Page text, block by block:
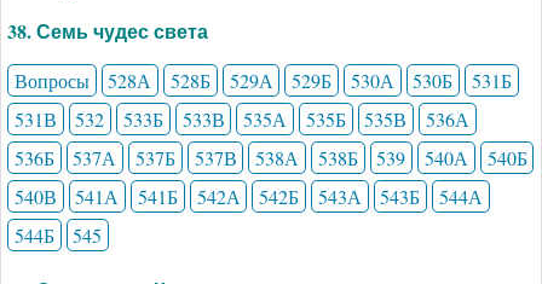
38. Семь чудес света
Вопросы 528А 528Б 529А 529Б 530А 530Б
531Б
531В
532 533Б 533В 535А 535Б 535В
536А
536Б
537А 537Б 537В 538А 538Б 539 540А
540Б
540В
541А 541Б 542А 542Б 543А 543Б
544А
544Б
545